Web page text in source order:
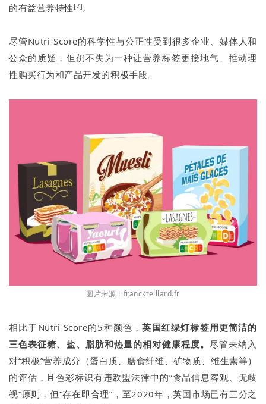
的有益营养特性 [7]。
尽管Nutri-Score的科学性与公正性受到很多企业、媒体人和
公众的质疑，但仍不失为一种让营养标签更接地气、推动理
性购买行为和产品开发的积极手段。
图片来源：franckteillard.fr
相比于Nutri-Score的5种颜色，英国红绿灯标签用更简洁的
三色表征糖、盐、脂肪和热量的相对健康程度。 尽管未纳入
对“积极”营养成分（蛋白质、膳食纤维、矿物质、维生素等）
的评估，且色彩标识有违欧盟法律中的“食品信息客观、无歧
视”原则，但“存在即合理”，至2020年，英国市场已有三分之